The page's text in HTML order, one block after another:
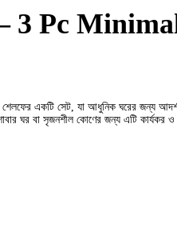
3 Pc
শেলফের একটি সেট, যা আধুনিক ঘরের জন্য
ঘর বা সৃজনশীল কোণের জন্য এটি কার্যকর ও